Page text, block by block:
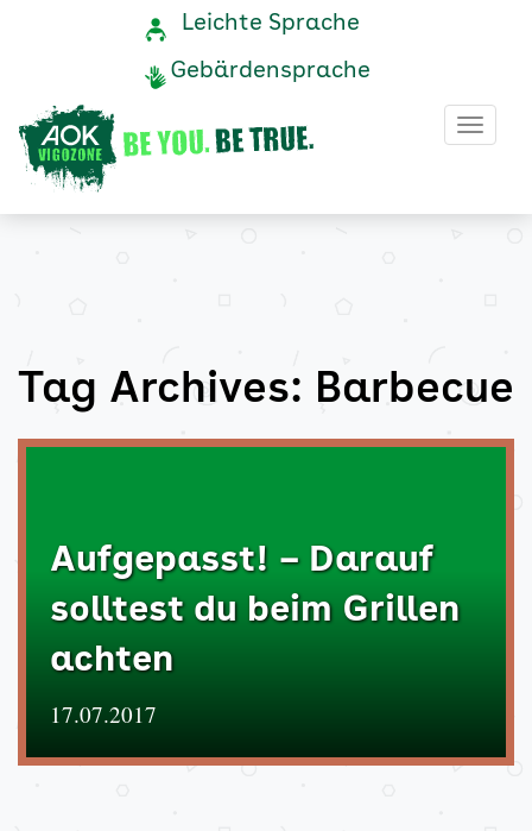
Barbecue
Archive
AOK
Vigozone
Navigation
Service-
Leichte Sprache
Gebärdensprache
Tag Archives: Barbecue
Aufgepasst! – Darauf
solltest du beim Grillen
achten
17.07.2017